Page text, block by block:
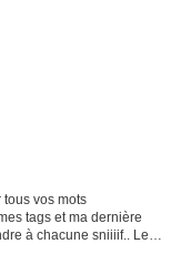
vos mots
tags et ma dernière
à chacune sniiiif.. Le